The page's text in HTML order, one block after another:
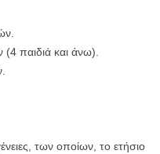
(4 παιδιά και άνω).
των οποίων, το ετήσιο